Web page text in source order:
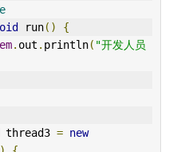
run()
{
. out . println( "开发人员
thread3 = new